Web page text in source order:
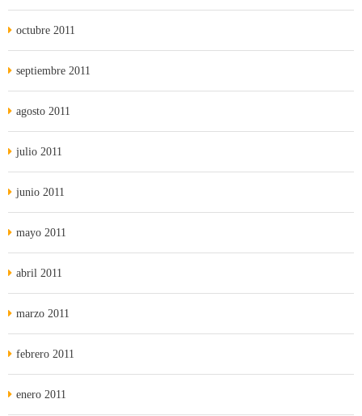
octubre 2011
septiembre 2011
agosto 2011
julio 2011
junio 2011
mayo 2011
abril 2011
marzo 2011
febrero 2011
enero 2011